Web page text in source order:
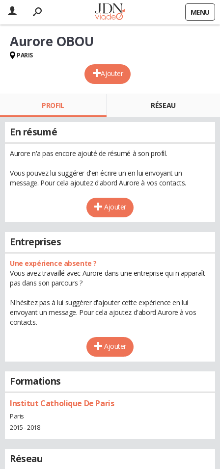
MENU
Ajouter
Aurore OBOU
PARIS
PROFIL RÉSEAU
En résumé
Aurore n'a pas encore ajouté de résumé à son profil.
Vous pouvez lui suggérer d'en écrire un en lui envoyant un
message. Pour cela ajoutez d'abord Aurore à vos contacts.
Ajouter
Entreprises
Une expérience absente ?
Vous avez travaillé avec Aurore dans une entreprise qui n'apparaît
pas dans son parcours ?
N'hésitez pas à lui suggérer d'ajouter cette expérience en lui
envoyant un message. Pour cela ajoutez d'abord Aurore à vos
contacts.
Ajouter
Formations
Institut Catholique De Paris
Paris
2015 - 2018
Réseau